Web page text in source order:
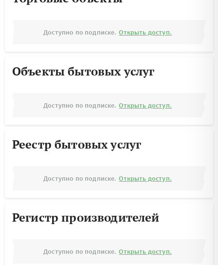
Доступно по подписке. Открыть доступ.
Объекты бытовых услуг
Доступно по подписке. Открыть доступ.
Реестр бытовых услуг
Доступно по подписке. Открыть доступ.
Регистр производителей
Доступно по подписке. Открыть доступ.